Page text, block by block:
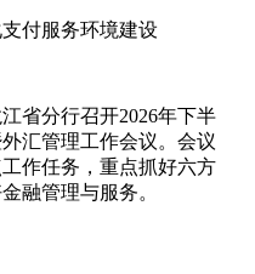
付服务环境建设
省分行召开2026年下半
汇管理工作会议。会议
作任务，重点抓好六方
融管理与服务。